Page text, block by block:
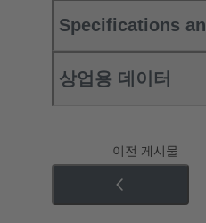
Specifications
상업용 데이터
이전 게시물